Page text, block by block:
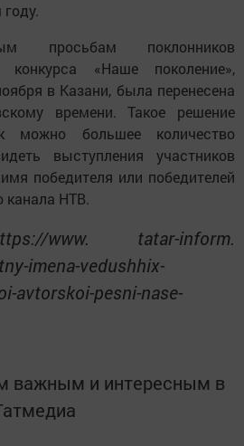
просьбам поклонников
«Наше поколение»,
в Казани, была перенесена
времени. Такое решение
можно большее количество
выступления участников
победителя или победителей
канала НТВ.
www. tatar-inform.
imena-vedushhix-
avtorskoi-pesni-nase-
важным и интересным в